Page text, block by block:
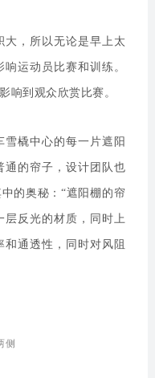
大，所以无论是早上太
运动员比赛和训练。
响到观众欣赏比赛。
橇中心的每一片遮阳
通的帘子，设计团队也
的奥秘：“遮阳棚的帘
反光的材质，同时上
通透性，同时对风阻
侧